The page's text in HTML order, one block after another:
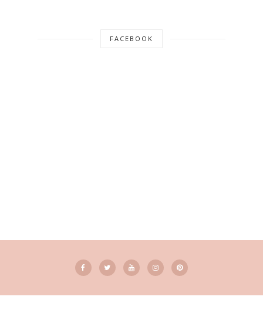
FACEBOOK